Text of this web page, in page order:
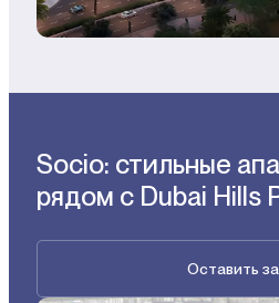
Socio: стильные
рядом с Dubai Hills
Оставить